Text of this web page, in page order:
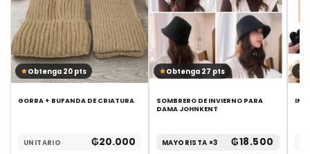
Obtenga 20 pts
GORRA + BUFANDA DE CRIATURA
UNITARIO ₲20.000
Obtenga 27 pts
SOMBRERO DE INVIERNO PARA
DAMA JOHNKENT
MAYORISTA ×3 ₲18.500